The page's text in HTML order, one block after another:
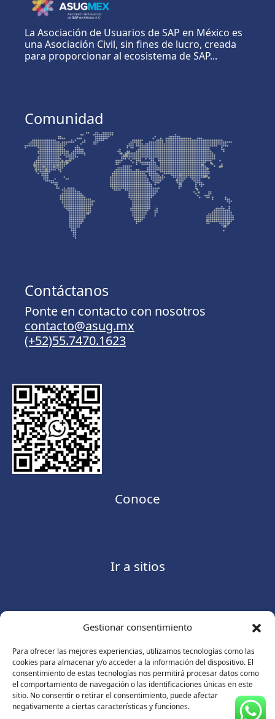
Gestionar consentimiento
Para ofrecer las mejores experiencias, utilizamos tecnologías como las
cookies para almacenar y/o acceder a la información del dispositivo. El
consentimiento de estas tecnologías nos permitirá procesar datos como
el comportamiento de navegación o las identificaciones únicas en este
sitio. No consentir o retirar el consentimiento, puede afectar
negativamente a ciertas características y funciones.
La Asociación de Usuarios de SAP en México es
una Asociación Civil, sin fines de lucro, creada
para proporcionar al ecosistema de SAP...
Comunidad
Contáctanos
Ponte en contacto con nosotros
contacto@asug.mx
(+52)55.7470.1623
Conoce
Ir a sitios
Contáctanos
Consulte nuestroAviso de privacidad
© Copyright 2026 ASUGMEX. Todos los derechos